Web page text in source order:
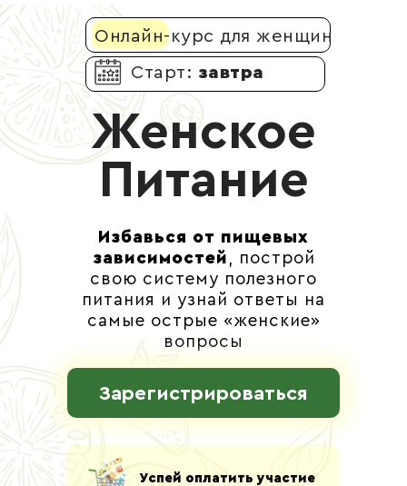
Женское
Питание
Онлайн-курс для женщин
Избавься от пищевых
зависимостей , построй
свою систему полезного
питания и узнай ответы на
самые острые «женские»
вопросы
Зарегистрироваться
Успей оплатить участие
Старт: завтра